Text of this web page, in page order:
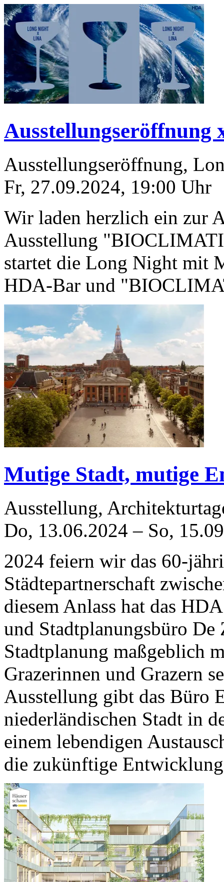
Ausstellungseröffnung
Ausstellungseröffnung,
Fr, 27.09.2024, 19:00 Uhr
Wir laden herzlich ein zur
Ausstellung
startet die Long Night mit
HDA-Bar und
Mutige Stadt, mutige
Ausstellung,
Do, 13.06.2024 – So,
2024 feiern wir das 60-
Städtepartnerschaft
diesem Anlass hat das
und Stadtplanungsbüro
Stadtplanung maßgeblich
Grazerinnen und Grazern
Ausstellung gibt das Büro
niederländischen Stadt in
einem lebendigen
die zukünftige Entwicklung